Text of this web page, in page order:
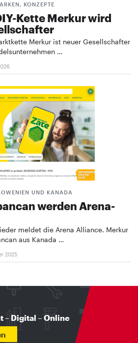
KONZEPTE
Kette Merkur wird
Merkur ist neuer Gesellschafter
…
UND KANADA
werden Arena-
meldet die Arena Alliance. Merkur
aus Kanada …
2025
– Digital – Online